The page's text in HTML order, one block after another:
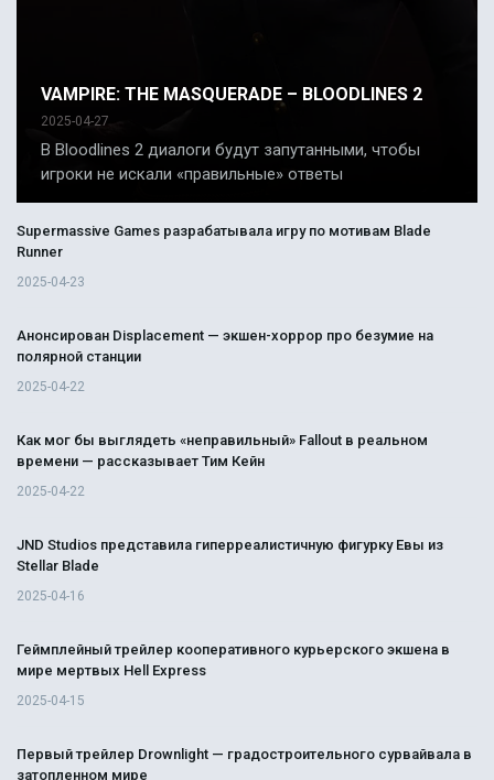
VAMPIRE: THE MASQUERADE – BLOODLINES 2
2025-04-27
В Bloodlines 2 диалоги будут запутанными, чтобы
игроки не искали «правильные» ответы
Supermassive Games разрабатывала игру по мотивам Blade
Runner
2025-04-23
Анонсирован Displacement — экшен-хоррор про безумие на
полярной станции
2025-04-22
Как мог бы выглядеть «неправильный» Fallout в реальном
времени — рассказывает Тим Кейн
2025-04-22
JND Studios представила гиперреалистичную фигурку Евы из
Stellar Blade
2025-04-16
Геймплейный трейлер кооперативного курьерского экшена в
мире мертвых Hell Express
2025-04-15
Первый трейлер Drownlight — градостроительного сурвайвала в
затопленном мире